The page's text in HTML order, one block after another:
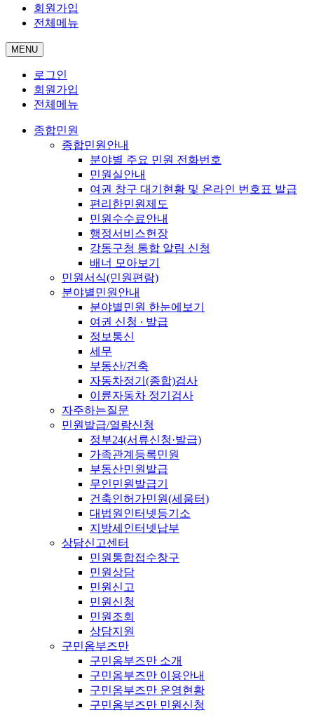
회원가입
전체메뉴
MENU
로그인
회원가입
전체메뉴
종합민원
종합민원안내
분야별 주요 민원 전화번호
민원실안내
여권 창구 대기현황 및 온라인 번호표 발급
편리한민원제도
민원수수료안내
행정서비스헌장
강동구청 통합 알림 신청
배너 모아보기
민원서식(민원편람)
분야별민원안내
분야별민원 한눈에보기
여권 신청 ∙ 발급
정보통신
세무
부동산/건축
자동차정기(종합)검사
이륜자동차 정기검사
자주하는질문
민원발급/열람신청
정부24(서류신청·발급)
가족관계등록민원
부동산민원발급
무인민원발급기
건축인허가민원(세움터)
대법원인터넷등기소
지방세인터넷납부
상담신고센터
민원통합접수창구
민원상담
민원신고
민원신청
민원조회
상담지원
구민옴부즈만
구민옴부즈만 소개
구민옴부즈만 이용안내
구민옴부즈만 운영현황
구민옴부즈만 민원신청